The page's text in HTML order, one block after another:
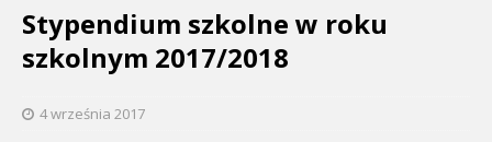
Stypendium szkolne w roku
szkolnym 2017/2018
4 września 2017